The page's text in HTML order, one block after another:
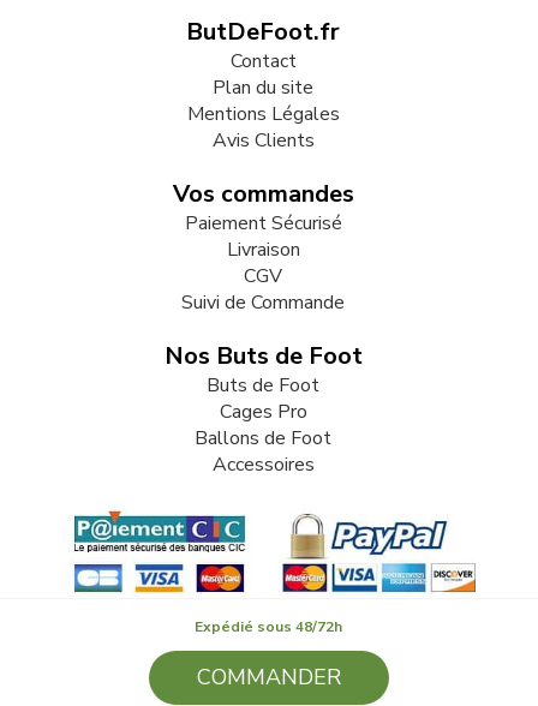
Expédié sous 48/72h
COMMANDER
ButDeFoot.fr
Contact
Plan du site
Mentions Légales
Avis Clients
Vos commandes
Paiement Sécurisé
Livraison
CGV
Suivi de Commande
Nos Buts de Foot
Buts de Foot
Cages Pro
Ballons de Foot
Accessoires
© 2009-2026 LB82. Tous droits réservés - butdefoot.fr - SARL